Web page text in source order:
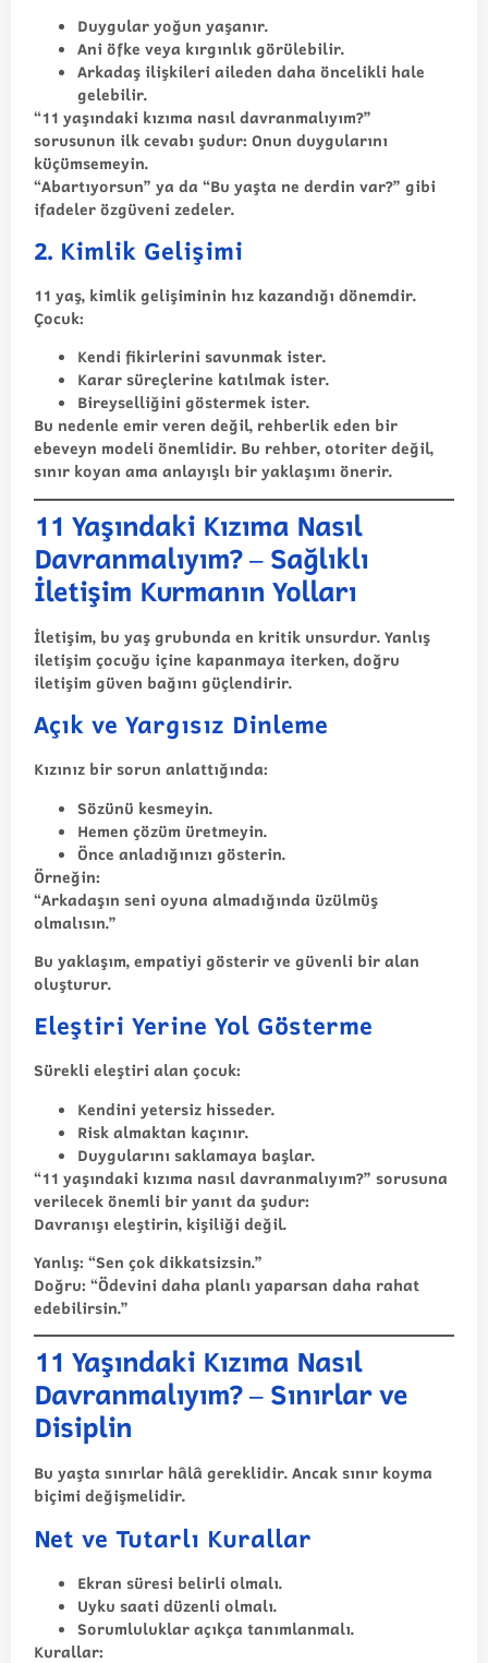
Duygular yoğun yaşanır.
Ani öfke veya kırgınlık görülebilir.
Arkadaş ilişkileri aileden daha öncelikli hale
gelebilir.
“11 yaşındaki kızıma nasıl davranmalıyım?”
sorusunun ilk cevabı şudur: Onun duygularını
küçümsemeyin.
“Abartıyorsun” ya da “Bu yaşta ne derdin var?” gibi
ifadeler özgüveni zedeler.
2. Kimlik Gelişimi
11 yaş, kimlik gelişiminin hız kazandığı dönemdir.
Çocuk:
Kendi fikirlerini savunmak ister.
Karar süreçlerine katılmak ister.
Bireyselliğini göstermek ister.
Bu nedenle emir veren değil, rehberlik eden bir
ebeveyn modeli önemlidir. Bu rehber, otoriter değil,
sınır koyan ama anlayışlı bir yaklaşımı önerir.
11 Yaşındaki Kızıma Nasıl
Davranmalıyım? – Sağlıklı
İletişim Kurmanın Yolları
İletişim, bu yaş grubunda en kritik unsurdur. Yanlış
iletişim çocuğu içine kapanmaya iterken, doğru
iletişim güven bağını güçlendirir.
Açık ve Yargısız Dinleme
Kızınız bir sorun anlattığında:
Sözünü kesmeyin.
Hemen çözüm üretmeyin.
Önce anladığınızı gösterin.
Örneğin:
“Arkadaşın seni oyuna almadığında üzülmüş
olmalısın.”
Bu yaklaşım, empatiyi gösterir ve güvenli bir alan
oluşturur.
Eleştiri Yerine Yol Gösterme
Sürekli eleştiri alan çocuk:
Kendini yetersiz hisseder.
Risk almaktan kaçınır.
Duygularını saklamaya başlar.
“11 yaşındaki kızıma nasıl davranmalıyım?” sorusuna
verilecek önemli bir yanıt da şudur:
Davranışı eleştirin, kişiliği değil.
Yanlış: “Sen çok dikkatsizsin.”
Doğru: “Ödevini daha planlı yaparsan daha rahat
edebilirsin.”
11 Yaşındaki Kızıma Nasıl
Davranmalıyım? – Sınırlar ve
Disiplin
Bu yaşta sınırlar hâlâ gereklidir. Ancak sınır koyma
biçimi değişmelidir.
Net ve Tutarlı Kurallar
Ekran süresi belirli olmalı.
Uyku saati düzenli olmalı.
Sorumluluklar açıkça tanımlanmalı.
Kurallar: